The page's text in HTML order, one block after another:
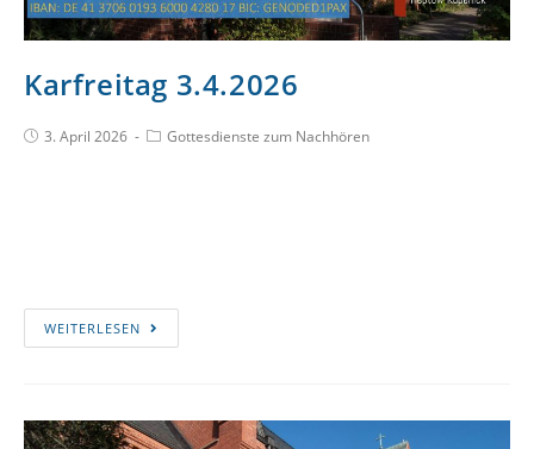
Karfreitag 3.4.2026
3. April 2026 Gottesdienste zum Nachhören
WEITERLESEN